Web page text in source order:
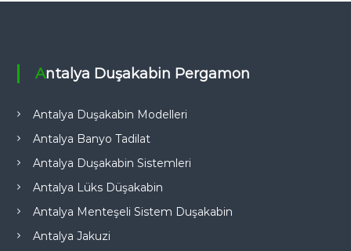
Antalya Duşakabin Pergamon
Antalya Duşakabin Modelleri
Antalya Banyo Tadilat
Antalya Duşakabin Sistemleri
Antalya Lüks Düşakabin
Antalya Menteşeli Sistem Duşakabin
Antalya Jakuzi